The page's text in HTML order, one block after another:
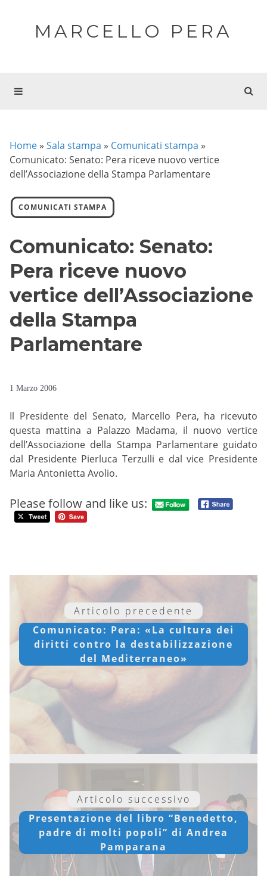
MARCELLO PERA
Home » Sala stampa » Comunicati stampa »
Comunicato: Senato: Pera riceve nuovo vertice
dell’Associazione della Stampa Parlamentare
COMUNICATI STAMPA
Comunicato: Senato:
Pera riceve nuovo
vertice dell’Associazione
della Stampa
Parlamentare
1 Marzo 2006
Il Presidente del Senato, Marcello Pera, ha ricevuto
questa mattina a Palazzo Madama, il nuovo vertice
dell’Associazione della Stampa Parlamentare guidato
dal Presidente Pierluca Terzulli e dal vice Presidente
Maria Antonietta Avolio.
Please follow and like us:
Articolo precedente
Comunicato: Pera: «La cultura dei
diritti contro la destabilizzazione
del Mediterraneo»
Articolo successivo
Presentazione del libro “Benedetto,
padre di molti popoli” di Andrea
Pamparana